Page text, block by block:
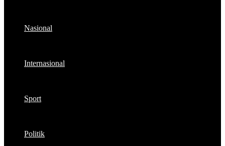
Nasional
Internasional
Sport
Politik